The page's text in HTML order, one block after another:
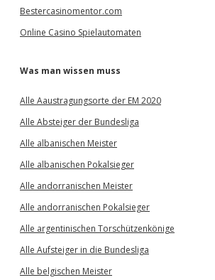
Bestercasinomentor.com
Online Casino Spielautomaten
Was man wissen muss
Alle Aaustragungsorte der EM 2020
Alle Absteiger der Bundesliga
Alle albanischen Meister
Alle albanischen Pokalsieger
Alle andorranischen Meister
Alle andorranischen Pokalsieger
Alle argentinischen Torschützenkönige
Alle Aufsteiger in die Bundesliga
Alle belgischen Meister